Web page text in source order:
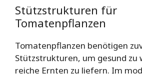
Stützstrukturen für
Tomatenpflanzen
Tomatenpflanzen benötigen
Stützstrukturen, um gesund zu
reiche Ernten zu liefern. Im